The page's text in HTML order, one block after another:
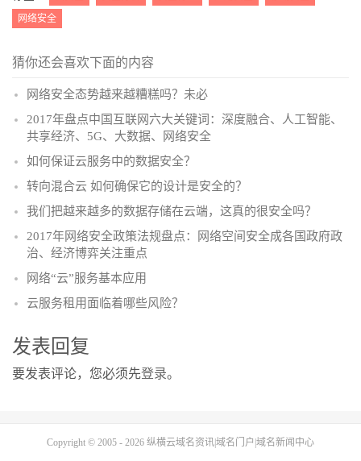
网络安全
猜你还会喜欢下面的内容
网络安全态势越来越糟糕吗？未必
2017年盘点中国互联网六大关键词：深度融合、人工智能、
共享经济、5G、大数据、网络安全
如何保证云服务中的数据安全？
转向混合云 如何确保它的设计是安全的？
我们把越来越多的数据存储在云端，这真的很安全吗？
2017年网络安全政策法规盘点：网络空间安全成各国政府政
治、经济博弈关注重点
网络“云”服务基本应用
云服务租用面临着哪些风险？
发表回复
要发表评论，您必须先登录。
Copyright © 2005 - 2026 纵横云域名资讯|域名门户|域名新闻中心